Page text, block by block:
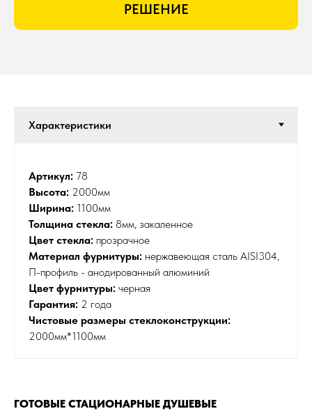
РЕШЕНИЕ
Артикул: 78
Высота: 2000мм
Ширина: 1100мм
Толщина стекла: 8мм, закаленное
Цвет стекла: прозрачное
Материал фурнитуры: нержавеющая сталь AISI304,
П-профиль - анодированный алюминий
Цвет фурнитуры: черная
Гарантия: 2 года
Чистовые размеры стеклоконструкции:
2000мм*1100мм
ГОТОВЫЕ СТАЦИОНАРНЫЕ ДУШЕВЫЕ
Москва, ул.Кантемировская 58
ОФЕРТА
ПЕРСОНАЛЬНЫХ ДАННЫХ
© 2020-2026 БЕРУСТЕКЛО